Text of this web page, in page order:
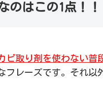
のはこの1点！！
ビ取り剤を使わない普
フレーズです。それ以